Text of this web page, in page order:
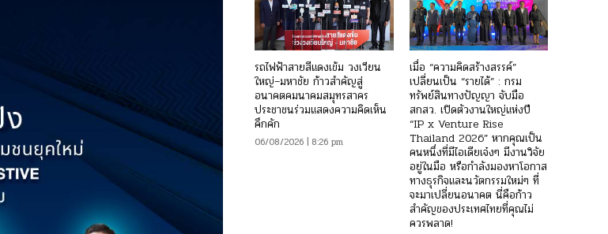
รถไฟฟ้าสายสีแดงเข้ม วงเวียน
ใหญ่–มหาชัย ก้าวสำคัญสู่
อนาคตคมนาคมสมุทรสาคร
ประชาชนร่วมแสดงความคิดเห็น
คึกคัก
06/08/2026 | 8:26 pm
เมื่อ “ความคิดสร้างสรรค์”
เปลี่ยนเป็น “รายได้” : กรม
ทรัพย์สินทางปัญญา จับมือ
สกสว. เปิดตัวงานใหญ่แห่งปี
“IP x Venture Rise
Thailand 2026” หากคุณเป็น
คนหนึ่งที่มีไอเดียเจ๋งๆ มีงานวิจัย
อยู่ในมือ หรือกำลังมองหาโอกาส
ทางธุรกิจและนวัตกรรมใหม่ๆ ที่
จะมาเปลี่ยนอนาคต นี่คือก้าว
สำคัญของประเทศไทยที่คุณไม่
ควรพลาด!